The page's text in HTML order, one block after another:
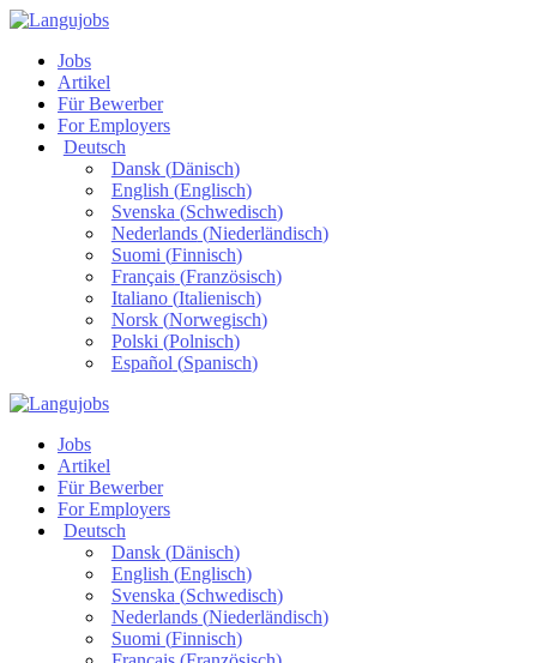
Jobs
Artikel
Für Bewerber
For Employers
Deutsch
Dansk(Dänisch)
English (Englisch)
Svenska (Schwedisch)
Nederlands(Niederländisch)
Suomi (Finnisch)
Français(Französisch)
Italiano(Italienisch)
Norsk(Norwegisch)
Polski (Polnisch)
Español (Spanisch)
Jobs
Artikel
Für Bewerber
For Employers
Deutsch
Dansk(Dänisch)
English (Englisch)
Svenska (Schwedisch)
Nederlands(Niederländisch)
Suomi (Finnisch)